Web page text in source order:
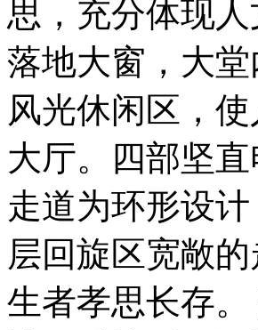
思，充分体现
落地大窗，大
风光休闲区，
大厅。四部坚
走道为环形设
层回旋区宽敞
生者孝思长存